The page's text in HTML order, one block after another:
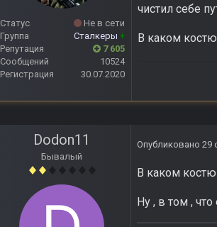
Статус
Не в сети
Группа
Сталкеры +
Репутация
7 605
Сообщений
10524
Регистрация
30.07.2020
чистил себе
В каком
Dodon11
Бывалый
Опубликовано 29
В каком
Ну , в том , что